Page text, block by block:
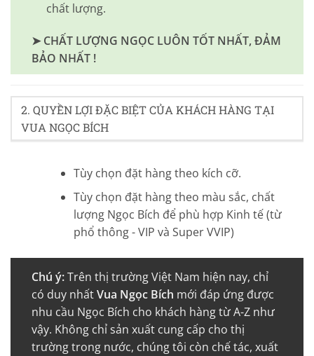
chất lượng.
➤ CHẤT LƯỢNG NGỌC LUÔN TỐT NHẤT, ĐẢM
BẢO NHẤT !
2. QUYỀN LỢI ĐẶC BIỆT CỦA KHÁCH HÀNG TẠI
VUA NGỌC BÍCH
Tùy chọn đặt hàng theo kích cỡ.
Tùy chọn đặt hàng theo màu sắc, chất
lượng Ngọc Bích để phù hợp Kinh tế (từ
phổ thông - VIP và Super VVIP)
Chú ý:Trên thị trường Việt Nam hiện nay, chỉ
có duy nhấtVua Ngọc Bích mới đáp ứng được
nhu cầu Ngọc Bích cho khách hàng từ A-Z như
vậy. Không chỉ sản xuất cung cấp cho thị
trường trong nước, chúng tôi còn chế tác, xuất